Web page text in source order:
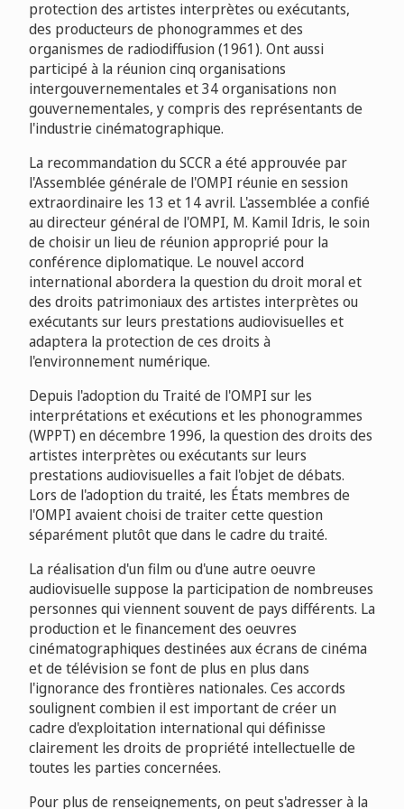
protection des artistes interprètes ou exécutants,
des producteurs de phonogrammes et des
organismes de radiodiffusion (1961). Ont aussi
participé à la réunion cinq organisations
intergouvernementales et 34 organisations non
gouvernementales, y compris des représentants de
l'industrie cinématographique.
La recommandation du SCCR a été approuvée par
l'Assemblée générale de l'OMPI réunie en session
extraordinaire les 13 et 14 avril. L'assemblée a confié
au directeur général de l'OMPI, M. Kamil Idris, le soin
de choisir un lieu de réunion approprié pour la
conférence diplomatique. Le nouvel accord
international abordera la question du droit moral et
des droits patrimoniaux des artistes interprètes ou
exécutants sur leurs prestations audiovisuelles et
adaptera la protection de ces droits à
l'environnement numérique.
Depuis l'adoption du Traité de l'OMPI sur les
interprétations et exécutions et les phonogrammes
(WPPT) en décembre 1996, la question des droits des
artistes interprètes ou exécutants sur leurs
prestations audiovisuelles a fait l'objet de débats.
Lors de l'adoption du traité, les États membres de
l'OMPI avaient choisi de traiter cette question
séparément plutôt que dans le cadre du traité.
La réalisation d'un film ou d'une autre oeuvre
audiovisuelle suppose la participation de nombreuses
personnes qui viennent souvent de pays différents. La
production et le financement des oeuvres
cinématographiques destinées aux écrans de cinéma
et de télévision se font de plus en plus dans
l'ignorance des frontières nationales. Ces accords
soulignent combien il est important de créer un
cadre d'exploitation international qui définisse
clairement les droits de propriété intellectuelle de
toutes les parties concernées.
Pour plus de renseignements, on peut s'adresser à la